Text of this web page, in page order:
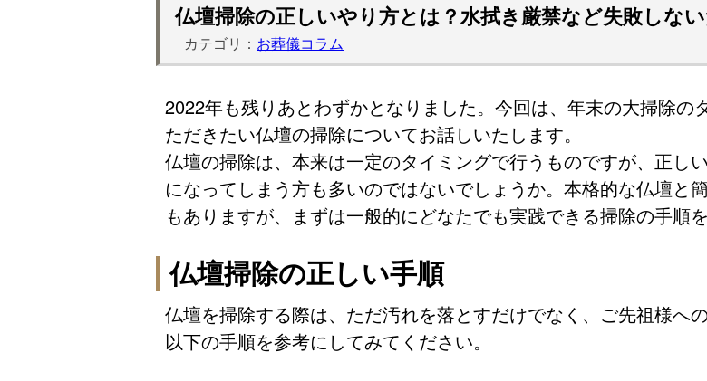
仏壇掃除の正しいやり方とは？水拭き厳禁など失敗しな
カテゴリ： お葬儀コラム
2022年も残りあとわずかとなりました。今回は、年末の大掃除の
ただきたい仏壇の掃除についてお話しいたします。
仏壇の掃除は、本来は一定のタイミングで行うものですが、正し
になってしまう方も多いのではないでしょうか。本格的な仏壇と
もありますが、まずは一般的にどなたでも実践できる掃除の手順
仏壇掃除の正しい手順
仏壇を掃除する際は、ただ汚れを落とすだけでなく、ご先祖様へ
以下の手順を参考にしてみてください。